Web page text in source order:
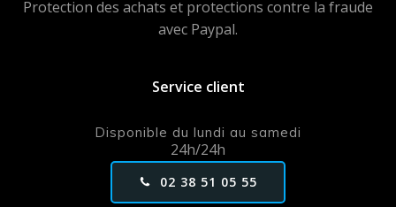
Protection des achats et protections contre la fraude
avec Paypal.
Service client
Disponible du lundi au samedi
24h/24h
02 38 51 05 55